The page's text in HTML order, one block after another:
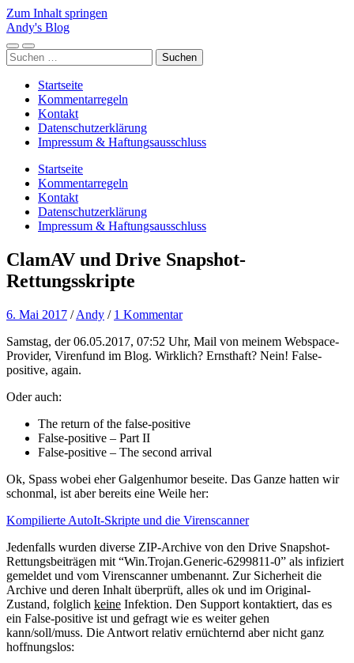
Zum Inhalt springen
Andy's Blog
Mobile-
Menü
Suchfeld
ein-/ausblenden
Suchen
nach:
Startseite
Kommentarregeln
Kontakt
Datenschutzerklärung
Impressum & Haftungsausschluss
Startseite
Kommentarregeln
Kontakt
Datenschutzerklärung
Impressum & Haftungsausschluss
ClamAV und Drive Snapshot-
Rettungsskripte
6. Mai 2017 /Andy / 1 Kommentar
Samstag, der 06.05.2017, 07:52 Uhr, Mail von meinem Webspace-
Provider, Virenfund im Blog. Wirklich? Ernsthaft? Nein! False-
positive, again.
Oder auch:
The return of the false-positive
False-positive – Part II
False-positive – The second arrival
Ok, Spass wobei eher Galgenhumor beseite. Das Ganze hatten wir
schonmal, ist aber bereits eine Weile her:
Kompilierte AutoIt-Skripte und die Virenscanner
Jedenfalls wurden diverse ZIP-Archive von den Drive Snapshot-
Rettungsbeiträgen mit “Win.Trojan.Generic-6299811-0” als infiziert
gemeldet und vom Virenscanner umbenannt. Zur Sicherheit die
Archive und deren Inhalt überprüft, alles ok und im Original-
Zustand, folglich keine Infektion. Den Support kontaktiert, das es
ein False-positive ist und gefragt wie es weiter gehen
kann/soll/muss. Die Antwort relativ ernüchternd aber nicht ganz
hoffnungslos: